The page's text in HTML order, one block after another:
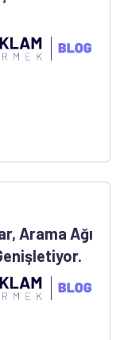
Arama Ağı